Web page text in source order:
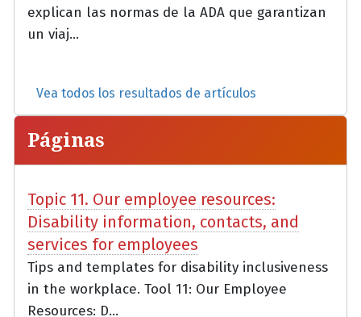
explican las normas de la ADA que garantizan
un viaj...
Vea todos los resultados de artículos
Páginas
Topic 11. Our employee resources:
Disability information, contacts, and
services for employees
Tips and templates for disability inclusiveness
in the workplace. Tool 11: Our Employee
Resources: D...